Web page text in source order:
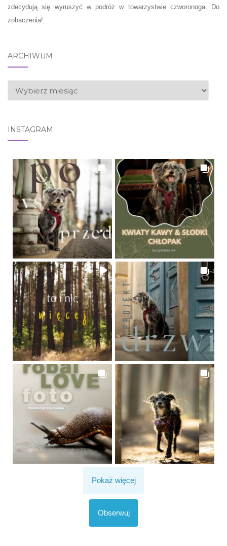
zdecydują się wyruszyć w podróż w towarzystwie czworonoga. Do
zobaczenia!
ARCHIWUM
ARCHIWUM
INSTAGRAM
Pokaż więcej
Obserwuj